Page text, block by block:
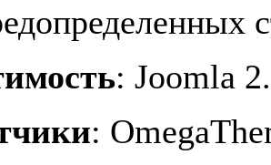
: Joomla
: